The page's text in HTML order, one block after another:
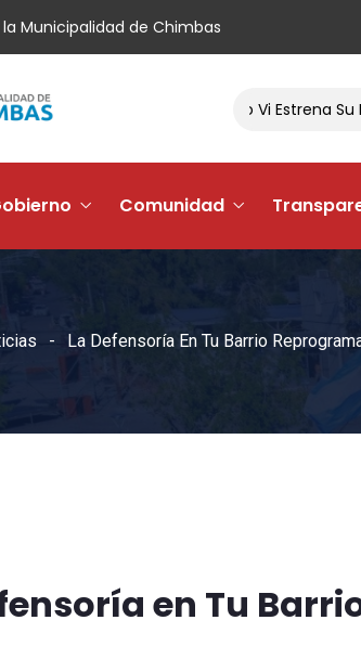
Municipalidad de Chimbas
El Barrio Andacollo Vi Estrena Su
Comunidad
La Defensoría En Tu Barrio
en Tu